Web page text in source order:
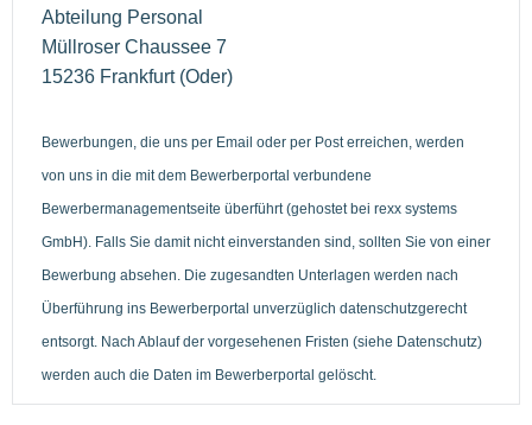
Abteilung Personal
Müllroser Chaussee 7
15236 Frankfurt (Oder)
Bewerbungen, die uns per Email oder per Post erreichen, werden
von uns in die mit dem Bewerberportal verbundene
Bewerbermanagementseite überführt (gehostet bei rexx systems
GmbH). Falls Sie damit nicht einverstanden sind, sollten Sie von einer
Bewerbung absehen. Die zugesandten Unterlagen werden nach
Überführung ins Bewerberportal unverzüglich datenschutzgerecht
entsorgt. Nach Ablauf der vorgesehenen Fristen (siehe Datenschutz)
werden auch die Daten im Bewerberportal gelöscht.